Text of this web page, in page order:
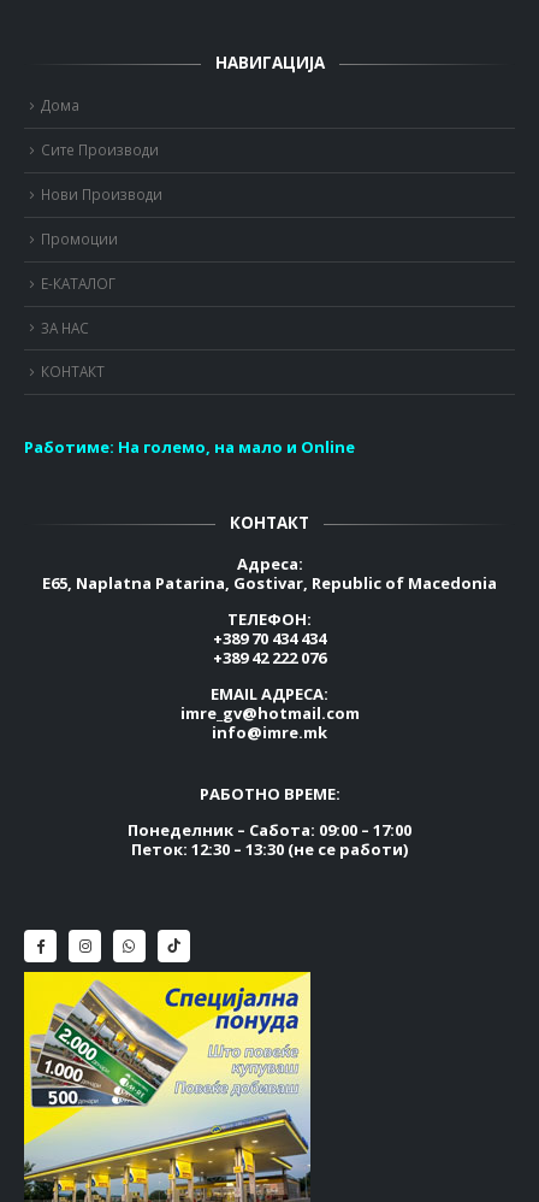
НАВИГАЦИЈА
Дома
Сите Производи
Нови Производи
Промоции
Е-КАТАЛОГ
ЗА НАС
КОНТАКТ
Работиме: На големо, на мало и Online
КОНТАКТ
Адреса:
E65, Naplatna Patarina, Gostivar, Republic of Macedonia
ТЕЛЕФОН:
+389 70 434 434
+389 42 222 076
EMAIL АДРЕСА:
imre_gv@hotmail.com
info@imre.mk
РАБОТНО ВРЕМЕ:
Понеделник – Сабота: 09:00 – 17:00
Петок: 12:30 – 13:30 (не се работи)